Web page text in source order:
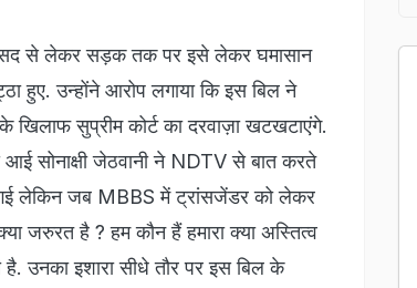
से लेकर सड़क तक पर इसे लेकर घमासान
हुए. उन्होंने आरोप लगाया कि इस बिल ने
खिलाफ सुप्रीम कोर्ट का दरवाज़ा खटखटाएंगे.
सोनाक्षी जेठवानी ने NDTV से बात करते
गई लेकिन जब MBBS में ट्रांसजेंडर को लेकर
जरुरत है ? हम कौन हैं हमारा क्या अस्तित्व
उनका इशारा सीधे तौर पर इस बिल के